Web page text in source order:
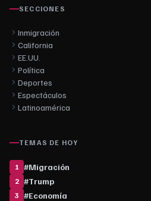
SECCIONES
Inmigración
California
EE.UU.
Política
Deportes
Espectáculos
Latinoamérica
TEMAS DE HOY
1 #Migración
2 #Trump
3 #Economía